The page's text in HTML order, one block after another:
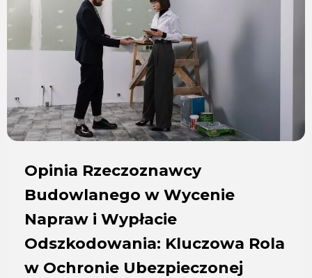
Opinia Rzeczoznawcy
Budowlanego w Wycenie
Napraw i Wypłacie
Odszkodowania: Kluczowa Rola
w Ochronie Ubezpieczonej